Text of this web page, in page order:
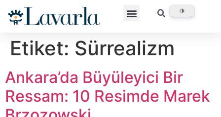
Etiket: Sürrealizm
Ankara’da Büyüleyici Bir
Ressam: 10 Resimde Marek